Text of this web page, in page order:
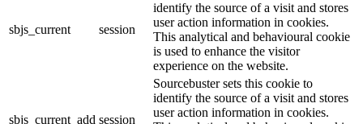
sbjs_current session
identify the source of a visit and stores
user action information in cookies.
This analytical and behavioural cookie
is used to enhance the visitor
experience on the website.
sbjs_current_add session
Sourcebuster sets this cookie to
identify the source of a visit and stores
user action information in cookies.